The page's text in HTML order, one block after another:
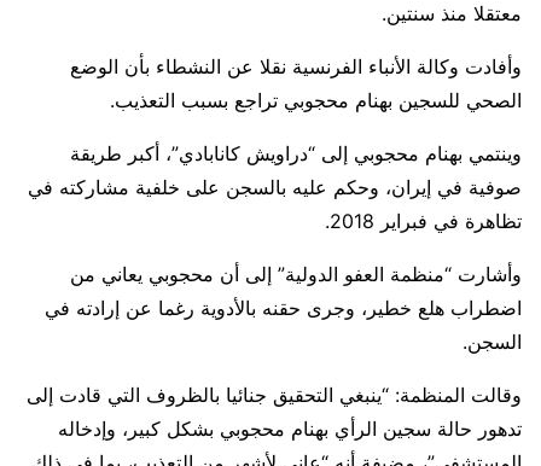
معتقلا منذ سنتين.
وأفادت وكالة الأنباء الفرنسية نقلا عن النشطاء بأن الوضع
الصحي للسجين بهنام محجوبي تراجع بسبب التعذيب.
وينتمي بهنام محجوبي إلى “دراويش كانابادي”، أكبر طريقة
صوفية في إيران، وحكم عليه بالسجن على خلفية مشاركته في
تظاهرة في فبراير 2018.
وأشارت “منظمة العفو الدولية” إلى أن محجوبي يعاني من
اضطراب هلع خطير، وجرى حقنه بالأدوية رغما عن إرادته في
السجن.
وقالت المنظمة: “ينبغي التحقيق جنائيا بالظروف التي قادت إلى
تدهور حالة سجين الرأي بهنام محجوبي بشكل كبير، وإدخاله